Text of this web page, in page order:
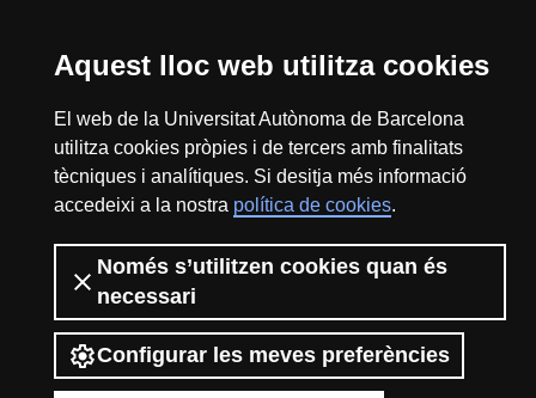
Aquest lloc web utilitza cookies
El web de la Universitat Autònoma de Barcelona
utilitza cookies pròpies i de tercers amb finalitats
tècniques i analítiques. Si desitja més informació
accedeixi a la nostra política de cookies.
Només s’utilitzen cookies quan és
necessari
Configurar les meves preferències
2026 Divulga UAB - Creative Commons
ISSN: 2014-6388
View low-bandwidth version